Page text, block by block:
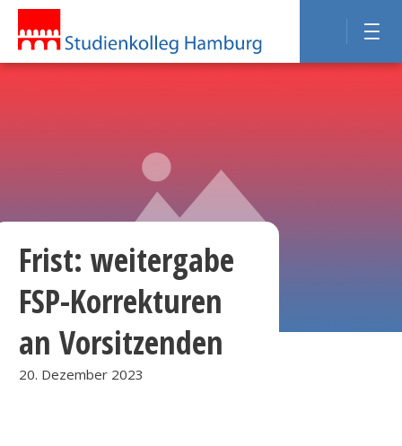
Frist: weitergabe
FSP-Korrekturen
an Vorsitzenden
20. Dezember 2023